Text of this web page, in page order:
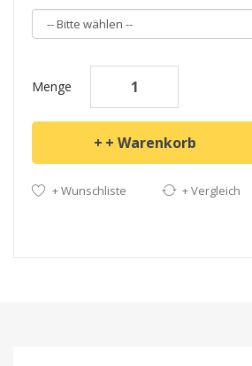
Menge
+ Warenkorb
+ Wunschliste + Vergleich